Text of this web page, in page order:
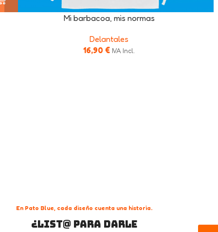
Mi barbacoa, mis normas
Delantales
16,90 € IVA Incl.
En Pato Blue, cada diseño cuenta una historia.
¿List@ para darle